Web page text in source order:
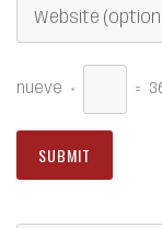
nueve × =